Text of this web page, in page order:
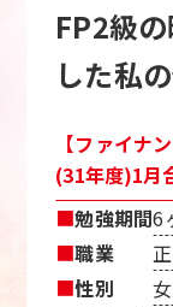
FP2級
した私
【ファイナ
(31年度)1月
■勉強期間6
■職業
■性別